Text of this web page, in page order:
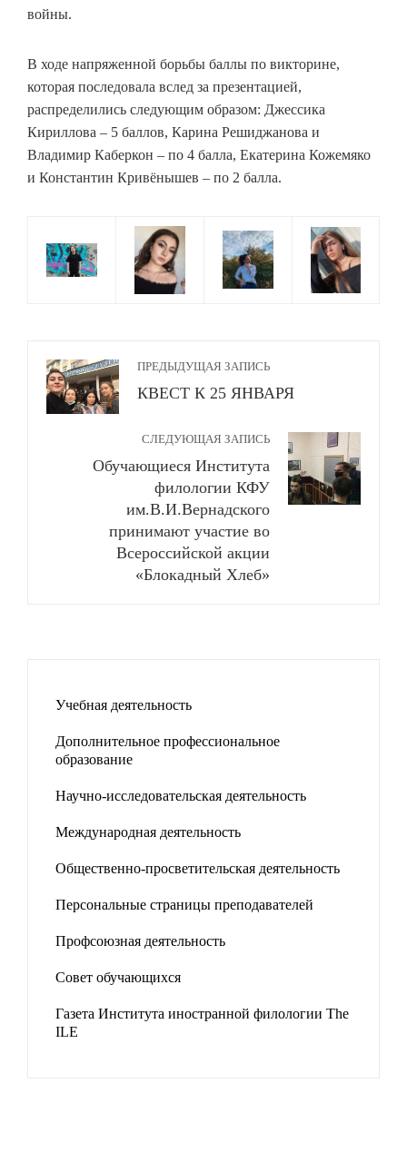
войны.
В ходе напряженной борьбы баллы по викторине,
которая последовала вслед за презентацией,
распределились следующим образом: Джессика
Кириллова – 5 баллов, Карина Решиджанова и
Владимир Каберкон – по 4 балла, Екатерина Кожемяко
и Константин Кривёнышев – по 2 балла.
ПРЕДЫДУЩАЯ ЗАПИСЬ
КВЕСТ К 25 ЯНВАРЯ
СЛЕДУЮЩАЯ ЗАПИСЬ
Обучающиеся Института
филологии КФУ
им.В.И.Вернадского
принимают участие во
Всероссийской акции
«Блокадный Хлеб»
Учебная деятельность
Дополнительное профессиональное
образование
Научно-исследовательская деятельность
Международная деятельность
Общественно-просветительская деятельность
Персональные страницы преподавателей
Профсоюзная деятельность
Совет обучающихся
Газета Института иностранной филологии The
ILE